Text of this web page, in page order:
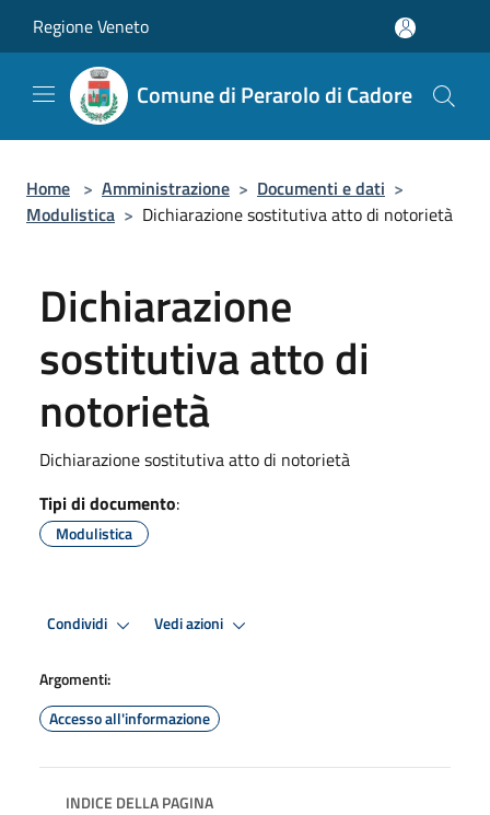
Regione Veneto
Comune di Perarolo di Cadore
Home > Amministrazione > Documenti e dati >
Modulistica > Dichiarazione sostitutiva atto di notorietà
Dichiarazione
sostitutiva atto di
notorietà
Dichiarazione sostitutiva atto di notorietà
Tipi di documento:
Modulistica
Condividi Vedi azioni
Argomenti:
Accesso all'informazione
INDICE DELLA PAGINA